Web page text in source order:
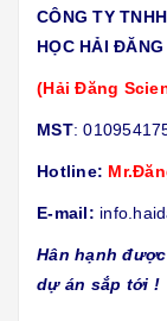
CÔNG TY
HỌC HẢI ĐĂNG
(Hải Đăng
MST:
Hotline:
E-mail:
Hân hạnh
dự án sắp tới !